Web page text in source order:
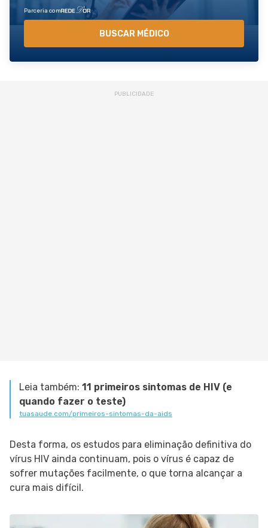
Parceria com
BUSCAR MÉDICO
Leia também: 11 primeiros sintomas de HIV (e
quando fazer o teste)
tuasaude.com/primeiros-sintomas-da-aids
Desta forma, os estudos para eliminação definitiva do
vírus HIV ainda continuam, pois o vírus é capaz de
sofrer mutações facilmente, o que torna alcançar a
cura mais difícil.